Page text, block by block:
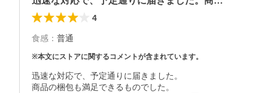
4
食感 ： 普通
※本文にストアに関するコメントが含まれています。
迅速な対応で、予定通りに届きました。
商品の梱包も満足できるものでした。